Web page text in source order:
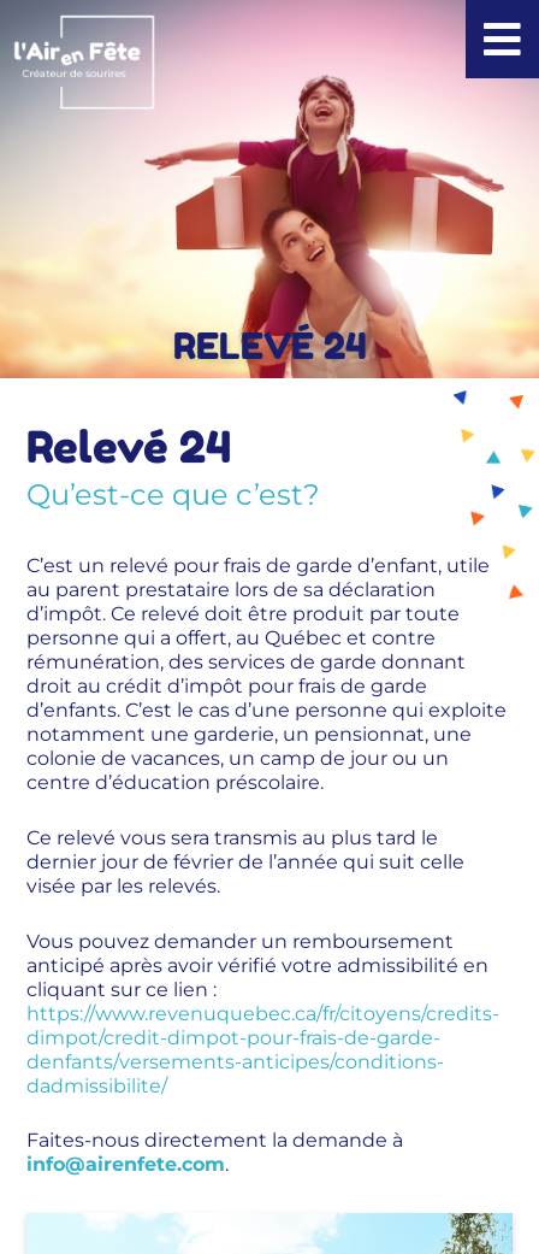
au
contenu
RELEVÉ 24
Relevé 24
Qu’est-ce que c’est?
C’est un relevé pour frais de garde d’enfant, utile
au parent prestataire lors de sa déclaration
d’impôt. Ce relevé doit être produit par toute
personne qui a offert, au Québec et contre
rémunération, des services de garde donnant
droit au crédit d’impôt pour frais de garde
d’enfants. C’est le cas d’une personne qui exploite
notamment une garderie, un pensionnat, une
colonie de vacances, un camp de jour ou un
centre d’éducation préscolaire.
Ce relevé vous sera transmis au plus tard le
dernier jour de février de l’année qui suit celle
visée par les relevés.
Vous pouvez demander un remboursement
anticipé après avoir vérifié votre admissibilité en
cliquant sur ce lien :
https://www.revenuquebec.ca/fr/citoyens/credits-
dimpot/credit-dimpot-pour-frais-de-garde-
denfants/versements-anticipes/conditions-
dadmissibilite/
Faites-nous directement la demande à
info@airenfete.com.